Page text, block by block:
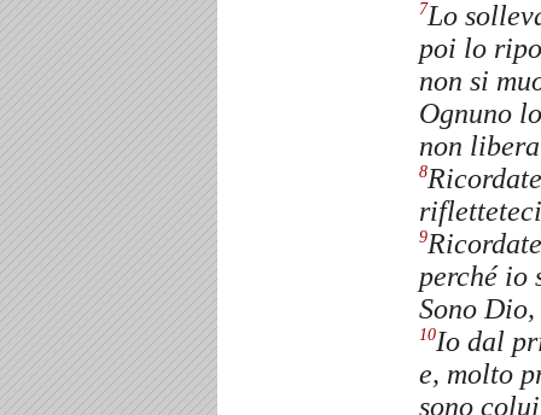
7Lo
poi lo
non si
Ognuno
non
8
9
perché io
Sono
10Io dal
e, molto
sono